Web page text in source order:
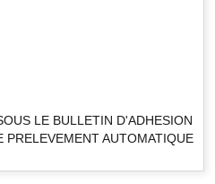
LE BULLETIN D'ADHESION
PRELEVEMENT AUTOMATIQUE